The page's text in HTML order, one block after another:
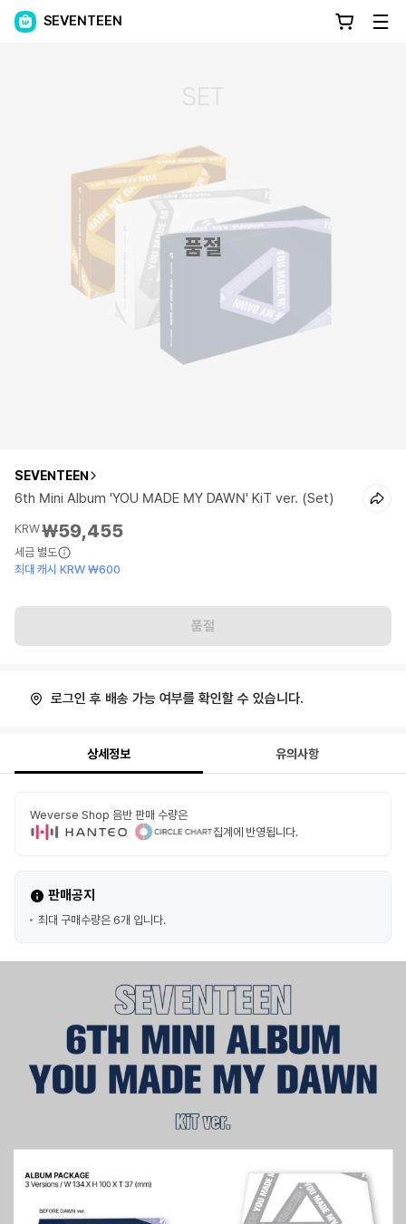
SEVENTEEN
품절
SEVENTEEN
6th Mini Album 'YOU MADE MY DAWN' KiT ver. (Set)
KRW₩59,455
세금 별도
최대 캐시 KRW ₩600
품절
로그인 후 배송 가능 여부를 확인할 수 있습니다.
상세정보 유의사항
Weverse Shop 음반 판매 수량은
집계에 반영됩니다.
판매공지
최대 구매수량은 6개 입니다.